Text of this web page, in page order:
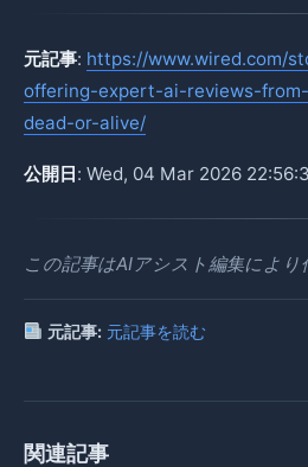
元記事: https://www.wired.com/
offering-expert-ai-reviews-
dead-or-alive/
公開日: Wed, 04 Mar 2026
この記事はAIアシスト編集により
元記事: 元記事を読む
関連記事